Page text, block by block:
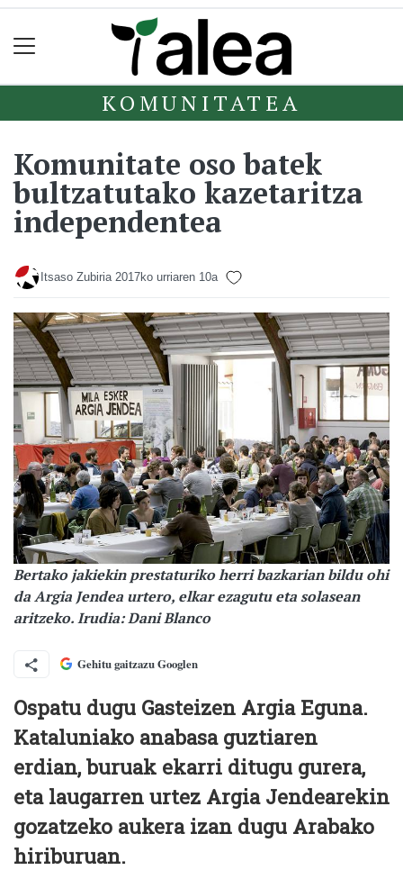
KOMUNITATEA
Komunitate oso batek
bultzatutako kazetaritza
independentea
Itsaso Zubiria 2017ko urriaren 10a
Bertako jakiekin prestaturiko herri bazkarian bildu ohi
da Argia Jendea urtero, elkar ezagutu eta solasean
aritzeko. Irudia: Dani Blanco
Gehitu gaitzazu Googlen
Ospatu dugu Gasteizen Argia Eguna.
Kataluniako anabasa guztiaren
erdian, buruak ekarri ditugu gurera,
eta laugarren urtez Argia Jendearekin
gozatzeko aukera izan dugu Arabako
hiriburuan.